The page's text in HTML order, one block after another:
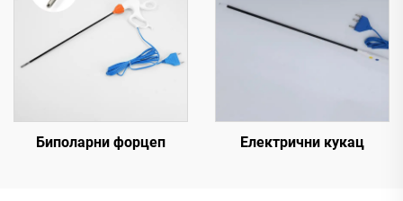
Биполарни форцеп Електрични кукац